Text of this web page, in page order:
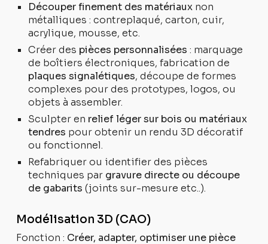
Découper finement des matériaux non
métalliques : contreplaqué, carton, cuir,
acrylique, mousse, etc.
Créer des pièces personnalisées : marquage
de boîtiers électroniques, fabrication de
plaques signalétiques, découpe de formes
complexes pour des prototypes, logos, ou
objets à assembler.
Sculpter en relief léger sur bois ou matériaux
tendres pour obtenir un rendu 3D décoratif
ou fonctionnel.
Refabriquer ou identifier des pièces
techniques par gravure directe ou découpe
de gabarits (joints sur-mesure etc..).
Modélisation 3D (CAO)
Fonction : Créer, adapter, optimiser une pièce